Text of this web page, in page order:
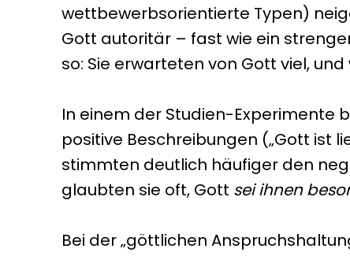
wettbewerbsorientierte Typen)
Gott autoritär – fast wie ein
so: Sie erwarteten von Gott viel,
In einem der Studien-Experimente
positive Beschreibungen („Gott ist
stimmten deutlich häufiger den
glaubten sie oft, Gott sei ihnen
Bei der „göttlichen